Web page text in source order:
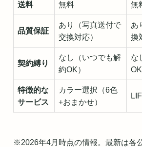
送料 無料 無
品質保証
あり（写真送付で
交換対応）
あ
換
契約縛り
なし（いつでも解
約OK）
な
OK
特徴的な
サービス
カラー選択（6色
+おまかせ）
※2026年4月時点の情報。最新は各